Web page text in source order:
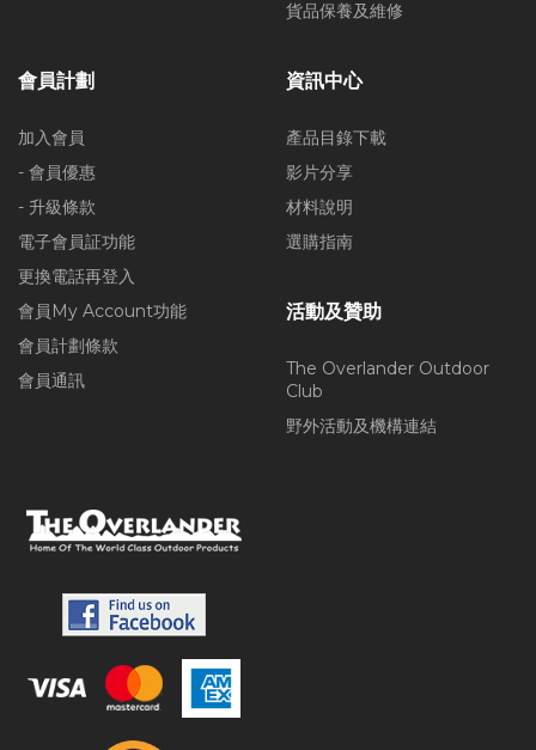
貨品保養及維修
會員計劃
加入會員
- 會員優惠
- 升級條款
電子會員証功能
更換電話再登入
會員My Account功能
會員計劃條款
會員通訊
資訊中心
產品目錄下載
影片分享
材料說明
選購指南
活動及贊助
The Overlander Outdoor
Club
野外活動及機構連結